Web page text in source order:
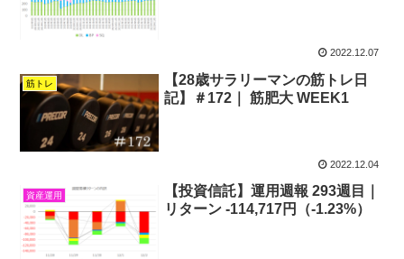
2022.12.07
筋トレ
【28歳サラリーマンの筋トレ日
記】＃172｜ 筋肥大 WEEK1
2022.12.04
資産運用
【投資信託】運用週報 293週目｜
リターン -114,717円（-1.23%）